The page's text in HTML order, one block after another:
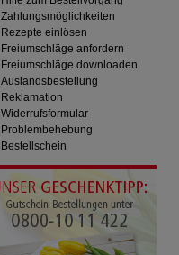
Zahlungsmöglichkeiten
Rezepte einlösen
Freiumschläge anfordern
Freiumschläge downloaden
Auslandsbestellung
Reklamation
Widerrufsformular
Problembehebung
Bestellschein